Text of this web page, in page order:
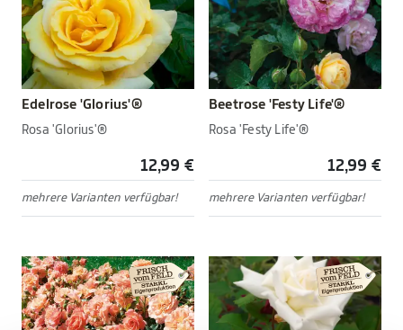
Edelrose 'Glorius'®
Rosa 'Glorius'®
12,99 €
mehrere Varianten verfügbar!
Beetrose 'Festy Life'®
Rosa 'Festy Life'®
12,99 €
mehrere Varianten verfügbar!